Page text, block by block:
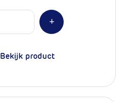
+Plus 1
Bekijk product